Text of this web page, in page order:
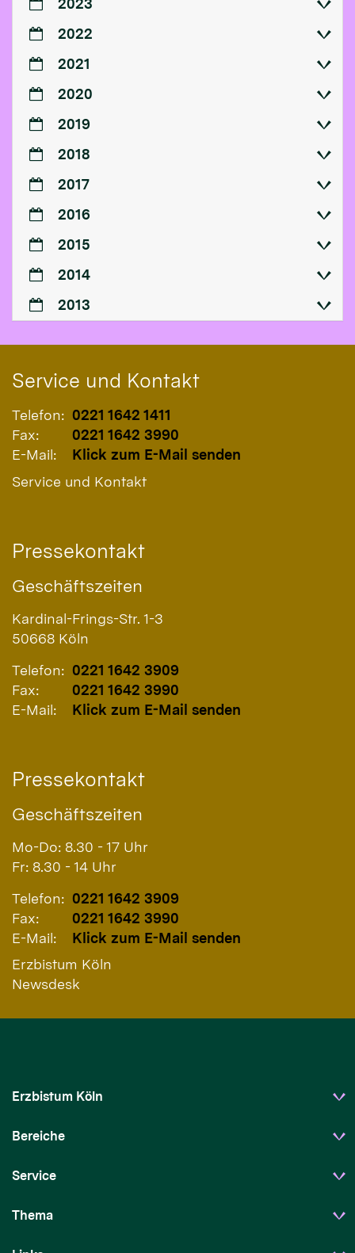
2022
2021
2020
2019
2018
2017
2016
2015
2014
2013
Service und Kontakt
Telefon: 0221 1642 1411
Fax:
0221 1642 3990
E-Mail:
Klick zum E-Mail senden
Service und Kontakt
Pressekontakt
Geschäftszeiten
Kardinal-Frings-Str. 1-3
50668 Köln
Telefon: 0221 1642 3909
Fax:
0221 1642 3990
E-Mail:
Klick zum E-Mail senden
Pressekontakt
Geschäftszeiten
Mo-Do: 8.30 - 17 Uhr
Fr: 8.30 - 14 Uhr
Telefon: 0221 1642 3909
Fax:
0221 1642 3990
E-Mail:
Klick zum E-Mail senden
Erzbistum Köln
Newsdesk
Erzbistum Köln
Bereiche
Service
Thema